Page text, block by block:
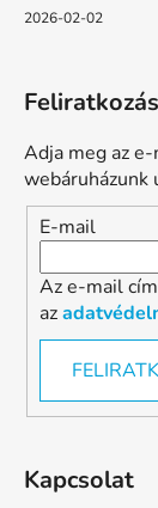
2026-02-02
Adja meg az
E-mail
Az e-mail
az
Kapcsolat